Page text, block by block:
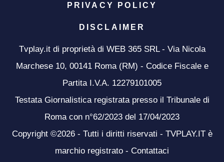
PRIVACY POLICY
DISCLAIMER
Tvplay.it di proprietà di WEB 365 SRL - Via Nicola
Marchese 10, 00141 Roma (RM) - Codice Fiscale e
Partita I.V.A. 12279101005
Testata Giornalistica registrata presso il Tribunale di
Roma con n°62/2023 del 17/04/2023
Copyright ©2026 - Tutti i diritti riservati - TVPLAY.IT è
marchio registrato - Contattaci